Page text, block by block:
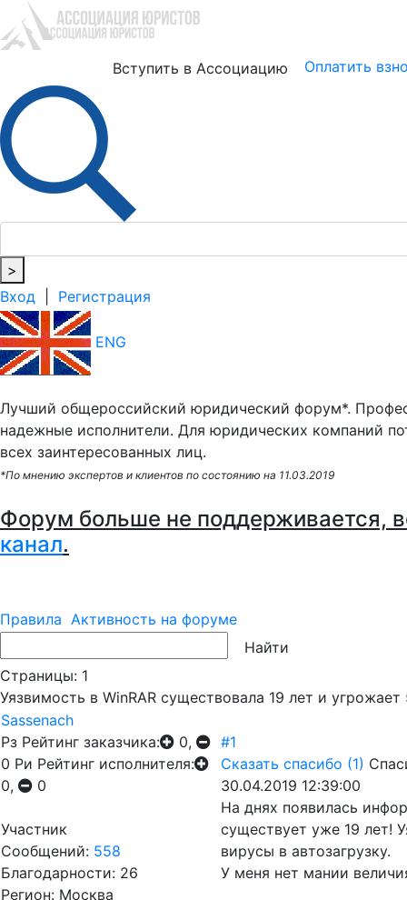
Вступить в Ассоциацию Оплатить
>
Вход
Регистрация
ENG
Лучший общероссийский юридический форум*.
надежные исполнители. Для юридических компаний
всех заинтересованных лиц.
*По мнению экспертов и клиентов по состоянию на 11.03.2019
Форум больше не поддерживается,
канал.
Правила Активность на форуме
Страницы: 1
Уязвимость в WinRAR существовала 19 лет и
Sassenach
Рз Рейтинг заказчика:
0,
0 Ри Рейтинг исполнителя:
0,
0
Участник
Сообщений: 558
Благодарности: 26
Регион: Москва
#1
Сказать спасибо (1)
30.04.2019 12:39:00
На днях появилась
существует уже 19 лет!
вирусы в автозагрузку.
У меня нет мании